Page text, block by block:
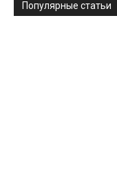
Популярные статьи